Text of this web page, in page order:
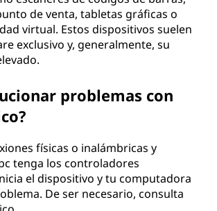
de venta, tabletas gráficas o
virtual. Estos dispositivos suelen
exclusivo y, generalmente, su
problemas con
físicas o inalámbricas y
tenga los controladores
el dispositivo y tu computadora
De ser necesario, consulta